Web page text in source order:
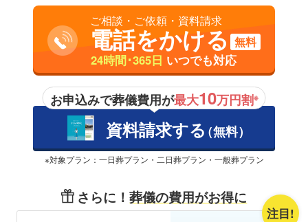
ご相談・ご依頼・資料請求
電話をかける 無料
24時間･365日 いつでも対応
お申込みで葬儀費用が最大10万円割※
資料請求する（無料）
※対象プラン：一日葬プラン・二日葬プラン・一般葬プラン
さらに！葬儀の費用がお得に
注目!